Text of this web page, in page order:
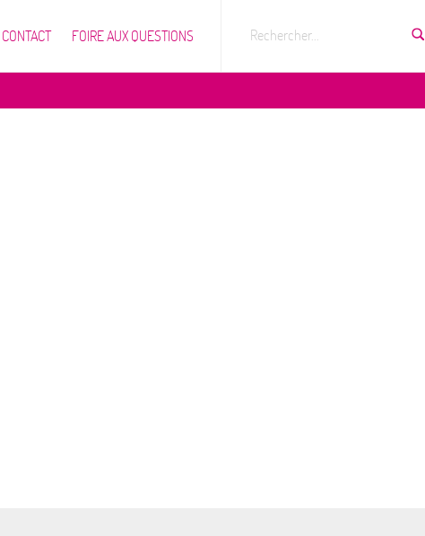
CONTACT FOIRE AUX QUESTIONS Rechercher...